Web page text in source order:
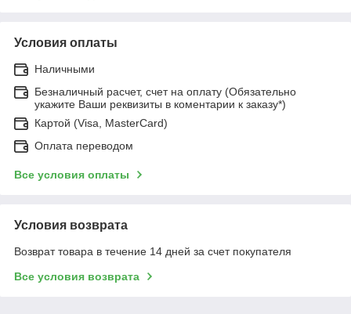
Условия оплаты
Наличными
Безналичный расчет, счет на оплату (Обязательно
укажите Ваши реквизиты в коментарии к заказу*)
Картой (Visa, MasterCard)
Оплата переводом
Все условия оплаты
Условия возврата
Возврат товара в течение 14 дней за счет покупателя
Все условия возврата